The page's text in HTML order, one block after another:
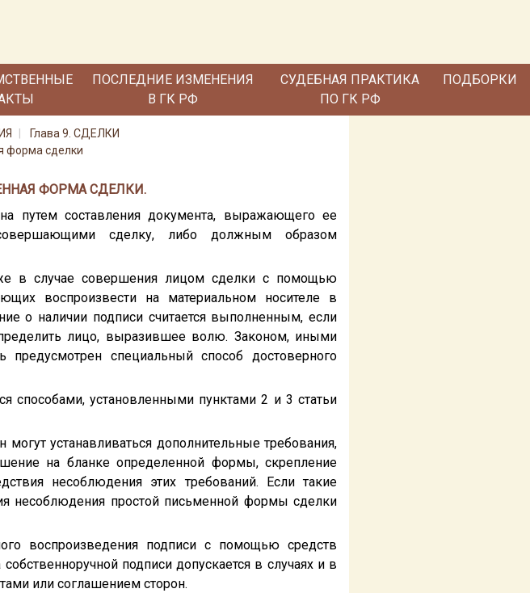
ПОСЛЕДНИЕ ИЗМЕНЕНИЯ
В ГК РФ
СУДЕБНАЯ ПРАКТИКА
ПО ГК РФ
ПОДБОРКИ
Глава 9. СДЕЛКИ
форма сделки
ФОРМА СДЕЛКИ.
путем составления документа, выражающего ее
сделку, либо должным образом
в случае совершения лицом сделки с помощью
воспроизвести на материальном носителе в
о наличии подписи считается выполненным, если
лицо, выразившее волю. Законом, иными
специальный способ достоверного
способами, установленными пунктами 2 и 3 статьи
устанавливаться дополнительные требования,
на бланке определенной формы, скрепление
несоблюдения этих требований. Если такие
несоблюдения простой письменной формы сделки
воспроизведения подписи с помощью средств
подписи допускается в случаях и в
или соглашением сторон.